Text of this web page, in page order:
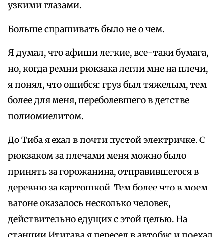
узкими глазами.
Больше спрашивать было не о чем.
Я думал, что афиши легкие, все-таки бумага,
но, когда ремни рюкзака легли мне на плечи,
я понял, что ошибся: груз был тяжелым, тем
более для меня, переболевшего в детстве
полиомиелитом.
До Тиба я ехал в почти пустой электричке. С
рюкзаком за плечами меня можно было
принять за горожанина, отправившегося в
деревню за картошкой. Тем более что в моем
вагоне оказалось несколько человек,
действительно едущих с этой целью. На